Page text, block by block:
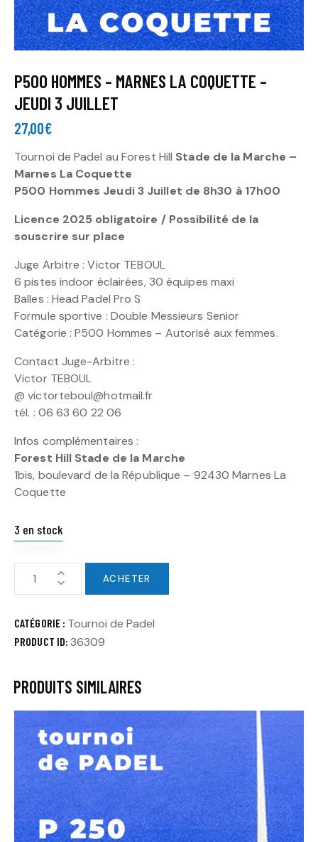
P500 HOMMES – MARNES LA COQUETTE –
JEUDI 3 JUILLET
27,00€
Tournoi de Padel au Forest Hill Stade de la Marche –
Marnes La Coquette
P500 Hommes Jeudi 3 Juillet de 8h30 à 17h00
Licence 2025 obligatoire / Possibilité de la
souscrire sur place
Juge Arbitre : Victor TEBOUL
6 pistes indoor éclairées, 30 équipes maxi
Balles : Head Padel Pro S
Formule sportive : Double Messieurs Senior
Catégorie : P500 Hommes – Autorisé aux femmes.
Contact Juge-Arbitre :
Victor TEBOUL
@ victorteboul@hotmail.fr
tél. : 06 63 60 22 06
Infos complémentaires :
Forest Hill Stade de la Marche
1bis, boulevard de la République – 92430 Marnes La
Coquette
3 en stock
ACHETER
CATÉGORIE : Tournoi de Padel
PRODUCT ID: 36309
PRODUITS SIMILAIRES